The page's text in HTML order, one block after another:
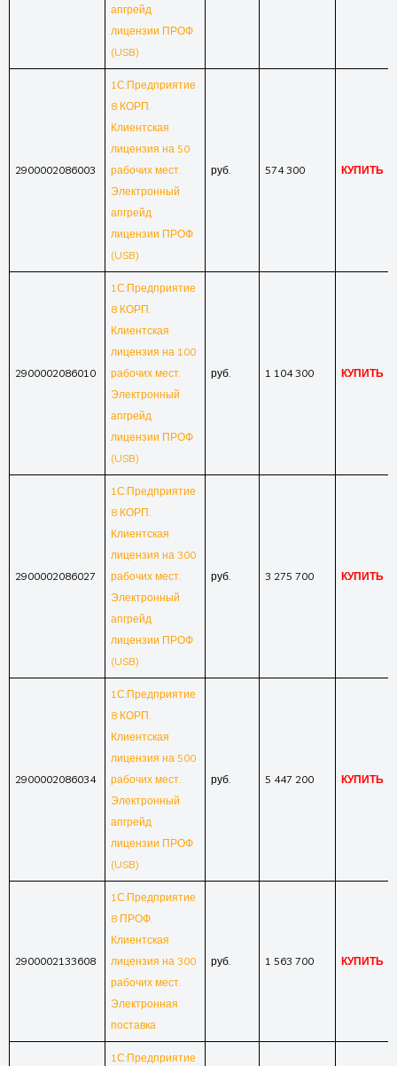
апгрейд
лицензии ПРОФ
(USB)
2900002086003
1С:Предприятие
8 КОРП.
Клиентская
лицензия на 50
рабочих мест.
Электронный
апгрейд
лицензии ПРОФ
(USB)
руб. 574 300 КУПИТЬ
2900002086010
1С:Предприятие
8 КОРП.
Клиентская
лицензия на 100
рабочих мест.
Электронный
апгрейд
лицензии ПРОФ
(USB)
руб. 1 104 300 КУПИТЬ
2900002086027
1С:Предприятие
8 КОРП.
Клиентская
лицензия на 300
рабочих мест.
Электронный
апгрейд
лицензии ПРОФ
(USB)
руб. 3 275 700 КУПИТЬ
2900002086034
1С:Предприятие
8 КОРП.
Клиентская
лицензия на 500
рабочих мест.
Электронный
апгрейд
лицензии ПРОФ
(USB)
руб. 5 447 200 КУПИТЬ
2900002133608
1С:Предприятие
8 ПРОФ.
Клиентская
лицензия на 300
рабочих мест.
Электронная
поставка
руб. 1 563 700 КУПИТЬ
1С:Предприятие